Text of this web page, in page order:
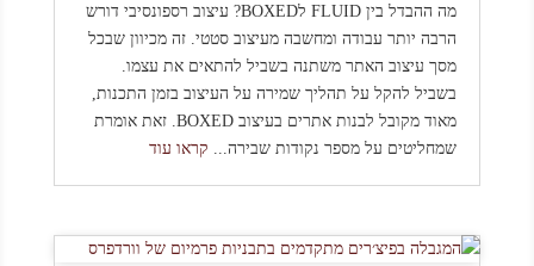
מה ההבדל בין FLUID לBOXED? עיצוב רספונסיבי דורש
הרבה יותר עבודה ומחשבה מעיצוב סטטי. זה מכיוון שבכל
מסך עיצוב האתר משתנה בשביל להתאים את עצמו.
בשביל להקל על תהליך שמירה על העיצוב בזמן התכנות,
מאוד מקובל לבנות אתרים בעיצוב BOXED. זאת אומרת
שמחליטים על מספר נקודות שבירה... קראו עוד